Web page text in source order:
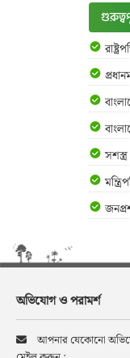
অভিযোগ ও পরামর্শ
আপনার যেকোনো